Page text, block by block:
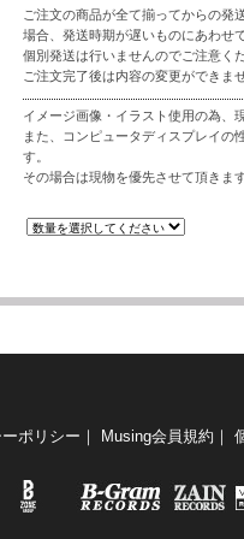
ご注文の商品が全て揃ってからの発
場合、発送時期が遅いものにあわせ
個別発送は行いませんのでご注意く
ご注文完了後は内容の変更ができま
イメージ画像・イラスト使用の為、
また、コンピュータディスプレイの
す。
その場合は現物を優先させて頂きま
ポリシー ｜ Musing会員規約 ｜